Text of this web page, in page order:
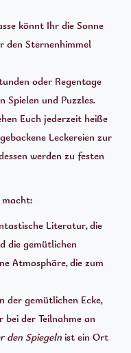
könnt Ihr die Sonne
den Sternenhimmel
oder Regentage
Spielen und Puzzles.
Euch jederzeit heiße
Leckereien zur
werden zu festen
macht:
Literatur, die
die gemütlichen
Atmosphäre, die zum
der gemütlichen Ecke,
bei der Teilnahme an
den Spiegeln ist ein Ort